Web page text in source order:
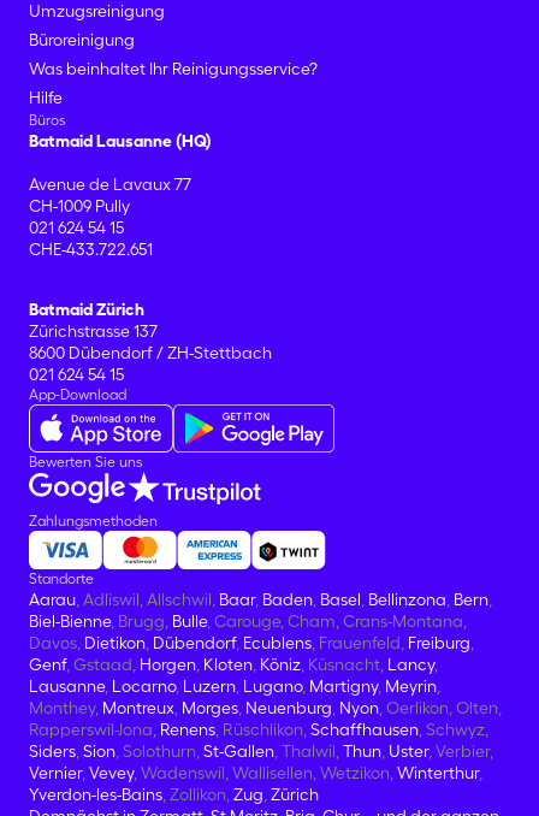
Umzugsreinigung
Büroreinigung
Was beinhaltet Ihr Reinigungsservice?
Hilfe
Büros
Batmaid Lausanne (HQ)
Avenue de Lavaux 77
CH-1009 Pully
021 624 54 15
CHE-433.722.651
Batmaid Zürich
Zürichstrasse 137
8600 Dübendorf / ZH-Stettbach
021 624 54 15
App-Download
Bewerten Sie uns
Zahlungsmethoden
Standorte
Aarau , Adliswil, Allschwil, Baar, Baden Basel Bellinzona Bern
Biel-Bienne, Brugg, Bulle, Carouge, Cham, Crans-Montana,
Davos, Dietikon Dübendorf, Ecublens , Frauenfeld, Freiburg
Genf, Gstaad, Horgen Kloten Köniz , Küsnacht, Lancy,
Lausanne, Locarno, Luzern Lugano, Martigny, Meyrin
Monthey, Montreux Morges Neuenburg Nyon , Oerlikon, Olten,
Rapperswil-Jona, Renens , Rüschlikon, Schaffhausen , Schwyz,
Siders Sion , Solothurn, St-Gallen , Thalwil, Thun Uster, Verbier,
Vernier, Vevey, Wadenswil, Wallisellen, Wetzikon, Winterthur,
Yverdon-les-Bains , Zollikon, Zug Zürich